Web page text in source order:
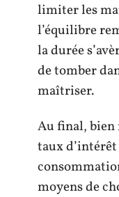
limiter les
l’équilibre
la durée
de tomber
maîtriser.
Au final, bien
taux
moyens de